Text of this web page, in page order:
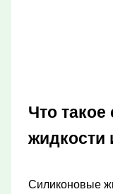
Что
жидкости
Силиконовые